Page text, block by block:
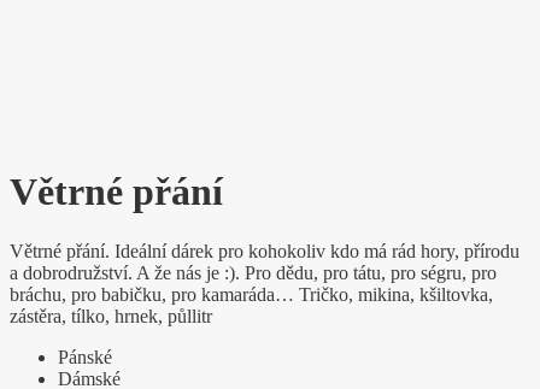
Větrné přání
Větrné přání. Ideální dárek pro kohokoliv kdo má rád hory, přírodu
a dobrodružství. A že nás je :). Pro dědu, pro tátu, pro ségru, pro
bráchu, pro babičku, pro kamaráda… Tričko, mikina, kšiltovka,
zástěra, tílko, hrnek, půllitr
Pánské
Dámské